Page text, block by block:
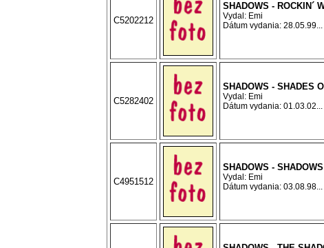
C5202212
SHADOWS - ROCKIN´
Vydal: Emi
Dátum vydania: 28.05.99...
C5282402
SHADOWS - SHADES
Vydal: Emi
Dátum vydania: 01.03.02...
C4951512
SHADOWS -
Vydal: Emi
Dátum vydania: 03.08.98...